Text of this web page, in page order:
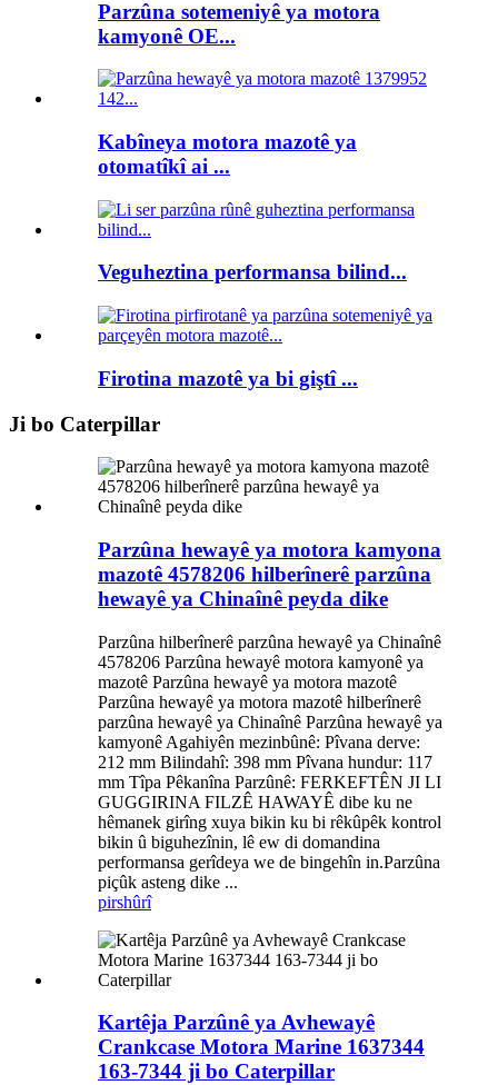
Parzûna sotemeniyê ya motora
kamyonê OE...
Kabîneya motora mazotê ya
otomatîkî ai ...
Veguheztina performansa bilind...
Firotina mazotê ya bi giştî ...
Ji bo Caterpillar
Parzûna hewayê ya motora kamyona
mazotê 4578206 hilberînerê parzûna
hewayê ya Chinaînê peyda dike
Parzûna hilberînerê parzûna hewayê ya Chinaînê
4578206 Parzûna hewayê motora kamyonê ya
mazotê Parzûna hewayê ya motora mazotê
Parzûna hewayê ya motora mazotê hilberînerê
parzûna hewayê ya Chinaînê Parzûna hewayê ya
kamyonê Agahiyên mezinbûnê: Pîvana derve:
212 mm Bilindahî: 398 mm Pîvana hundur: 117
mm Tîpa Pêkanîna Parzûnê: FERKEFTÊN JI LI
GUGGIRINA FILZÊ HAWAYÊ dibe ku ne
hêmanek girîng xuya bikin ku bi rêkûpêk kontrol
bikin û biguhezînin, lê ew di domandina
performansa gerîdeya we de bingehîn in.Parzûna
piçûk asteng dike ...
pirshûrî
Kartêja Parzûnê ya Avhewayê
Crankcase Motora Marine 1637344
163-7344 ji bo Caterpillar